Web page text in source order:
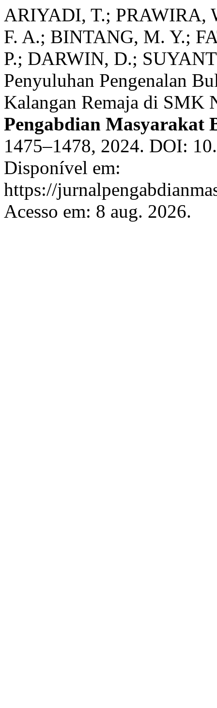
ARIYADI, T.; PRAWIRA,
F. A.; BINTANG, M. Y.;
P.; DARWIN, D.;
Penyuluhan Pengenalan
Kalangan Remaja di SMK
Pengabdian Masyarakat
1475–1478, 2024. DOI:
Disponível em:
https://
Acesso em: 8 aug. 2026.